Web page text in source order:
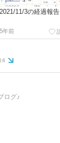
2021/11/3の経過報告
5年前
4
ログ♪